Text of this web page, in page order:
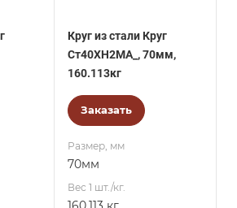
Круг из стали Круг
Ст40ХН2МА_, 70мм,
160.113кг
Заказать
Размер, мм
70мм
Вес 1 шт./кг.